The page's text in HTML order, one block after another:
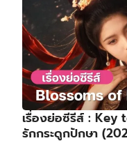
เรื่องย่อซีรีส์ : Key
รักกระดูกปักษา